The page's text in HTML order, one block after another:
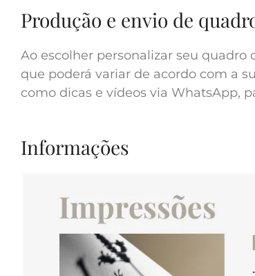
Produção e envio de
Ao escolher personalizar seu quadro
que poderá variar de acordo com a
como dicas e vídeos via WhatsApp,
Informações